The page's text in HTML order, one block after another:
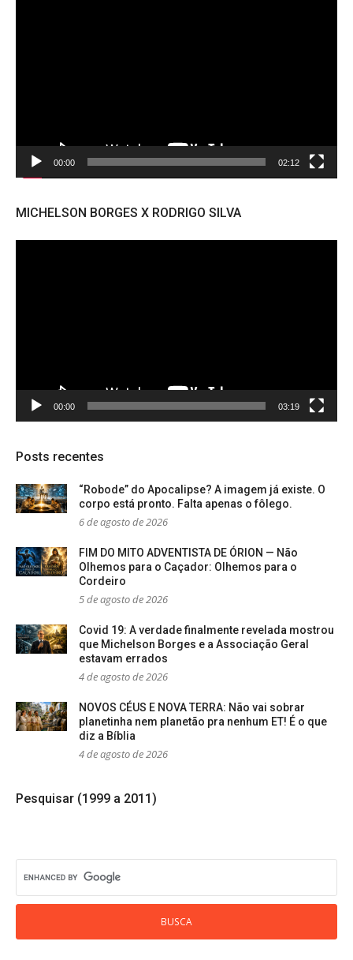
00:00 02:12
MICHELSON BORGES X RODRIGO SILVA
00:00 03:19
Posts recentes
“Robode” do Apocalipse? A imagem já existe. O
corpo está pronto. Falta apenas o fôlego.
6 de agosto de 2026
FIM DO MITO ADVENTISTA DE ÓRION — Não
Olhemos para o Caçador: Olhemos para o
Cordeiro
5 de agosto de 2026
Covid 19: A verdade finalmente revelada mostrou
que Michelson Borges e a Associação Geral
estavam errados
4 de agosto de 2026
NOVOS CÉUS E NOVA TERRA: Não vai sobrar
planetinha nem planetão pra nenhum ET! É o que
diz a Bíblia
4 de agosto de 2026
Pesquisar (1999 a 2011)